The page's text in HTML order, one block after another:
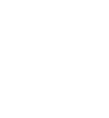
over